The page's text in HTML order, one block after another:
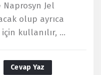
Jel
olup ayrıca
kullanılır, ...
Cevap Yaz